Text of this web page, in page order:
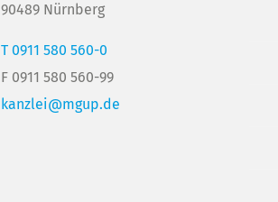
90489 Nürnberg
T 0911 580 560-0
F 0911 580 560-99
kanzlei@mgup.de